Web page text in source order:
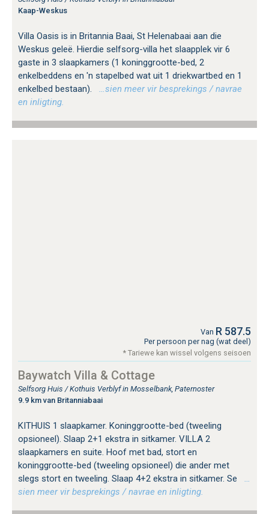
Kaap-Weskus
Villa Oasis is in Britannia Baai, St Helenabaai aan die
Weskus geleë. Hierdie selfsorg-villa het slaapplek vir 6
gaste in 3 slaapkamers (1 koninggrootte-bed, 2
enkelbeddens en 'n stapelbed wat uit 1 driekwartbed en 1
enkelbed bestaan).
…sien meer vir besprekings / navrae
en inligting.
Van R 587.5
Per persoon per nag (wat deel)
* Tariewe kan wissel volgens seisoen
Baywatch Villa & Cottage
Selfsorg Huis / Kothuis Verblyf in Mosselbank, Paternoster
9.9 km van Britanniabaai
KITHUIS 1 slaapkamer. Koninggrootte-bed (tweeling
opsioneel). Slaap 2+1 ekstra in sitkamer. VILLA 2
slaapkamers en suite. Hoof met bad, stort en
koninggrootte-bed (tweeling opsioneel) die ander met
slegs stort en tweeling. Slaap 4+2 ekstra in sitkamer. Se
sien meer vir besprekings / navrae en inligting.